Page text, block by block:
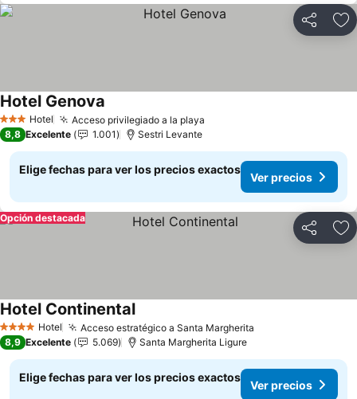
Compartir
3 Estrellas
Hotel Acceso privilegiado a la playa
Hotel Genova
8,8 Excelente 1.001 Sestri Levante
Elige fechas para ver los precios exactos
Ver precios
Compartir
Opción destacada
4 EstrellasHotel Acceso estratégico a Santa Margherita
Hotel Continental
8,9 Excelente 5.069 Santa Margherita Ligure
Elige fechas para ver los precios exactos
Ver precios